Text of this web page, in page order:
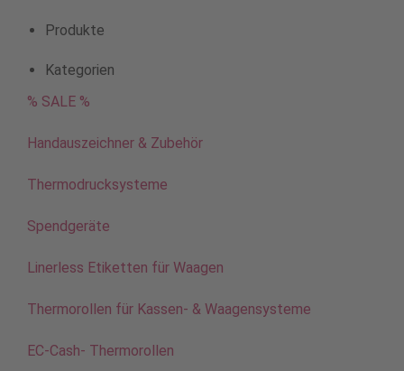
Produkte
Kategorien
% SALE %
Handauszeichner & Zubehör
Thermodrucksysteme
Spendgeräte
Linerless Etiketten für Waagen
Thermorollen für Kassen- & Waagensysteme
EC-Cash- Thermorollen